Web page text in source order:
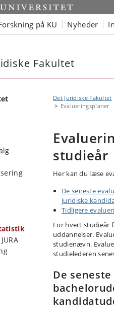
på KU Nyheder
Fakultet
Det Juridiske Fakultet
Evalueringsplaner
studieår
Her kan du læse
De seneste
juridiske
Tidligere
For hvert studieår
uddannelser.
studienævn.
studielederen
De